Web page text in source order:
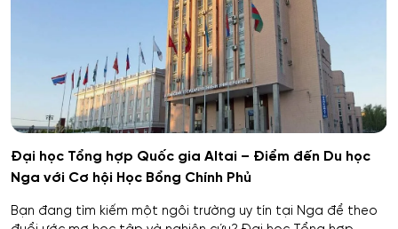
Kaluga
Biên - Phiên dịch
Biểu diễn nghệ thuật múa
Báo chí
Bản đồ và Địa tin học
Bảo mật công nghệ thông tin trong thực thi pháp luật
Đại học Tổng hợp Quốc gia Altai – Điểm đến Du học
Nga với Cơ hội Học Bổng Chính Phủ
Bạn đang tìm kiếm một ngôi trường uy tín tại Nga để theo